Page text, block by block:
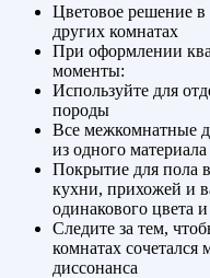
Цветовое решение в
других комнатах
При оформлении
моменты:
Используйте для
породы
Все межкомнатные
из одного материала
Покрытие для пола
кухни, прихожей и
одинакового цвета
Следите за тем,
комнатах
диссонанса